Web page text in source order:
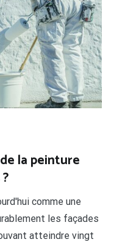
la peinture
comme une
les façades
atteindre vingt